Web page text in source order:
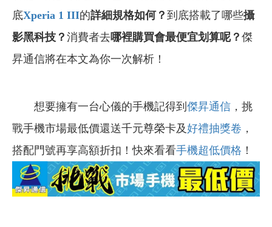
底Xperia 1 III的詳細規格如何？ 到底搭載了哪些攝
影黑科技？ 消費者去哪裡購買會最便宜划算呢？ 傑
昇通信將在本文為你一次解析！
想要擁有一台心儀的手機記得到 傑昇通信 ，挑
戰手機市場最低價還送千元尊榮卡及好禮抽獎卷 ，
搭配門號再享高額折扣！快來看看手機超低價格 ！